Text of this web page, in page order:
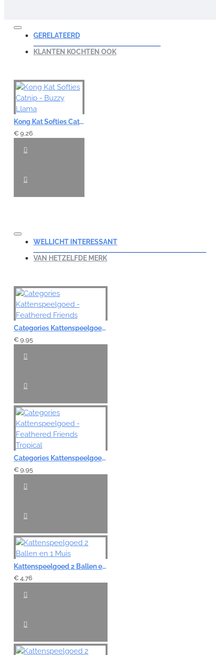
Opmerking:
Note:HTML-code wordt niet vertaald!
Waardering:
Slecht
GERELATEERD
KLANTEN KOCHTEN OOK
Kong Kat Softies Catnip - Buzzy Llama
€ 9,26
WELLICHT INTERESSANT
VAN HETZELFDE MERK
Categories Kattenspeelgoed - Feathered Friends
€ 9,95
Categories Kattenspeelgoed - Feathered Friends Tropical
€ 9,95
Kattenspeelgoed 2 Ballen en 1 Muis
€ 4,76